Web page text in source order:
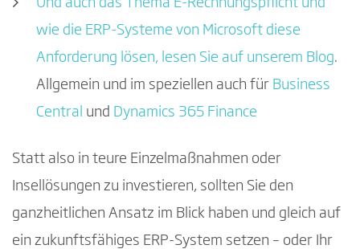
Und auch das Thema E-Rechnungspflicht und
wie die ERP-Systeme von Microsoft diese
Anforderung lösen, lesen Sie auf unserem Blog.
Allgemein und im speziellen auch für Business
Central und Dynamics 365 Finance
Statt also in teure Einzelmaßnahmen oder
Insellösungen zu investieren, sollten Sie den
ganzheitlichen Ansatz im Blick haben und gleich auf
ein zukunftsfähiges ERP-System setzen – oder Ihr